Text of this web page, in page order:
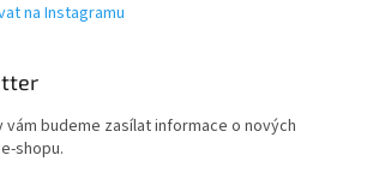
na Instagramu
vám budeme zasílat informace o nových
shopu.